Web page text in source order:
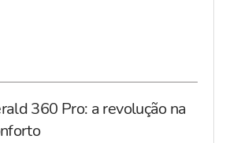
360 Pro: a revolução na